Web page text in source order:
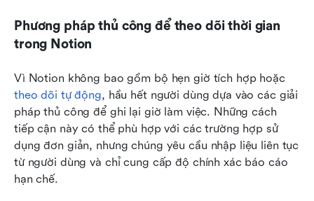
Phương pháp thủ công để theo dõi thời gian
trong Notion
theo dõi tự động, hầu hết người dùng dựa vào các giải
pháp thủ công để ghi lại giờ làm việc. Những cách
tiếp cận này có thể phù hợp với các trường hợp sử
dụng đơn giản, nhưng chúng yêu cầu nhập liệu liên tục
từ người dùng và chỉ cung cấp độ chính xác báo cáo
hạn chế.